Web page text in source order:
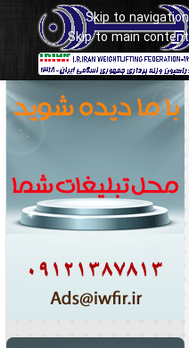
Skip to navigation
Skip to main content